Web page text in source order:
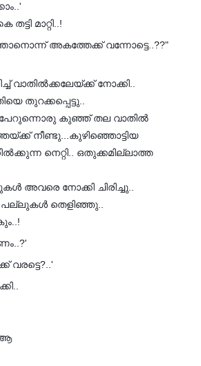
മാറ്റി..!
അകത്തേക്ക് വന്നോട്ടെ..??"
വാതിൽക്കലേയ്ക്ക് നോക്കി..
തുറക്കപ്പെട്ടു..
പേറുന്നൊരു കുഞ്ഞ് തല വാതിൽ
നീണ്ടു...കുഴിഞ്ഞൊട്ടിയ
നെറ്റി.. ഒതുക്കമില്ലാത്ത
അവരെ നോക്കി ചിരിച്ചു..
പല്ലുകൾ തെളിഞ്ഞു..
ആ